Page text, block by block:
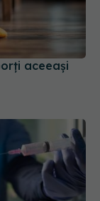
aceeași